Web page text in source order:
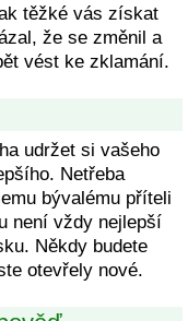
těžké vás získat
že se změnil a
vést ke zklamání.
udržet si vašeho
Netřeba
bývalému příteli
není vždy nejlepší
Někdy budete
otevřely nové.